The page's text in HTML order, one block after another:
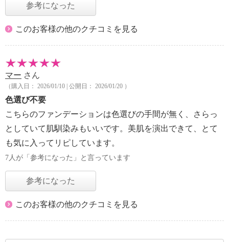
参考になった
このお客様の他のクチコミを見る
マー さん
（購入日： 2026/01/10 | 公開日： 2026/01/20 ）
色選び不要
こちらのファンデーションは色選びの手間が無く、さらっ
としていて肌馴染みもいいです。美肌を演出できて、とて
も気に入ってリピしています。
7人が「参考になった」と言っています
参考になった
このお客様の他のクチコミを見る